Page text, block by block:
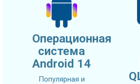
Операционная
система
Android 14
Популярная и